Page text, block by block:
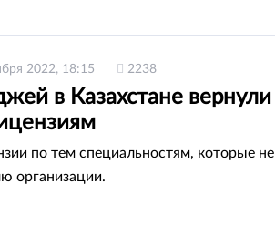
2022, 18:15 2238
в Казахстане вернули
по тем специальностям, которые не
организации.